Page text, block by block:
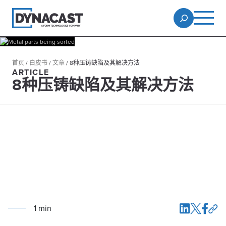
首页 / 白皮书/文章/8种压铸缺陷及其解决方法
ARTICLE
8种压铸缺陷及其解决方法
1 min